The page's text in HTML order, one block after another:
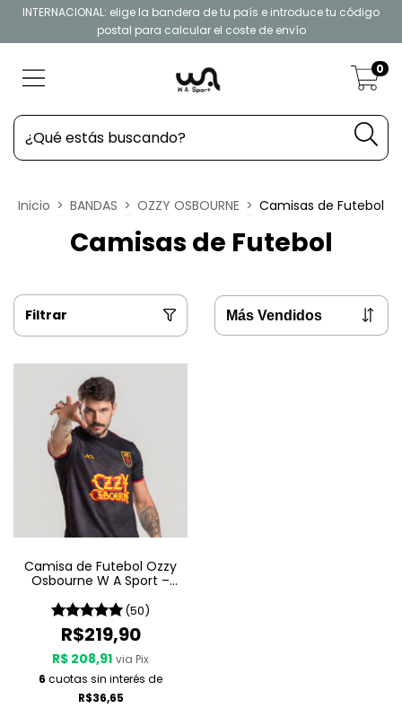
INTERNACIONAL: elige la bandera de tu país e introduce tu código
postal para calcular el coste de envío
0
Inicio > BANDAS > OZZY OSBOURNE > Camisas de Futebol
Camisas de Futebol
Filtrar
Camisa de Futebol Ozzy
Osbourne W A Sport –
(50)
R$219,90
R$ 208,91 via Pix
6 cuotas sin interés de
R$36,65